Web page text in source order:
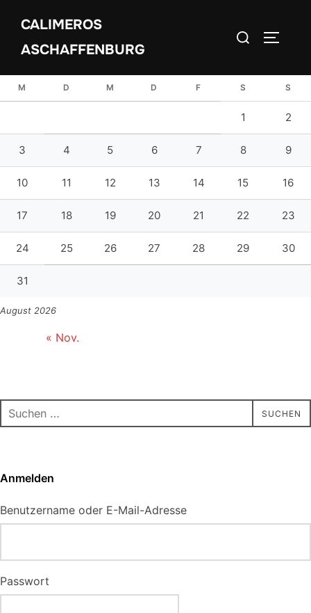
Inhalt
springen
CALIMEROS
ASCHAFFENBURG
Suchen
August 2026
M D M D F S S
1 2
3 4 5 6 7 8 9
10 11 12 13 14 15 16
17 18 19 20 21 22 23
24 25 26 27 28 29 30
31
« Nov.
Suchen
nach:
SUCHEN
Anmelden
Benutzername oder E-Mail-Adresse
Passwort